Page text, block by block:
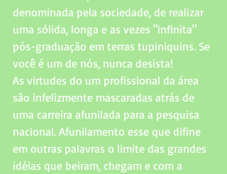
denominada pela sociedade, de realizar
uma sólida, longa e as vezes "infinita"
pós-graduação em terras tupiniquins. Se
você é um de nós, nunca desista!
As virtudes do um profissional da área
são infelizmente mascaradas atrás de
uma carreira afunilada para a pesquisa
nacional. Afunilamento esse que difine
em outras palavras o limite das grandes
idéias que beiram, chegam e com a